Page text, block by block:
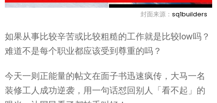
封面来源： sq1builders
如果从事比较辛苦或比较粗糙的工作就是比较low吗？
难道不是每个职业都应该受到尊重的吗？
今天一则正能量的帖文在面子书迅速疯传，大马一名
装修工人成功逆袭，用一句话怼回别人「看不起」的